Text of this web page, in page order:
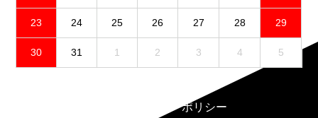
23 24 25 26 27 28 29
30 31 1 2 3 4 5
プライバシーポリシー